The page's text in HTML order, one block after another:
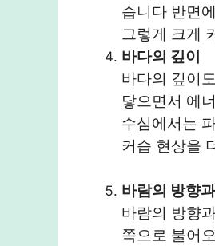
습니다 반면
그렇게 크게
바다의 깊이
바다의 깊이
닿으면서 에
수심에서는
커습 현상을
바람의 방향
바람의 방향
쪽으로 불어